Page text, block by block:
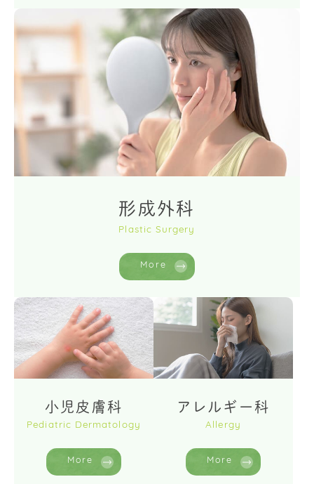
形成外科
Plastic Surgery
More
小児皮膚科
Pediatric Dermatology
More
アレルギー科
Allergy
More